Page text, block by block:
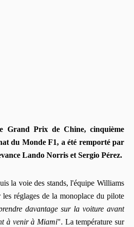
Grand Prix de Chine, cinquième
du Monde F1, a été remporté par
Lando Norris et Sergio Pérez.
la voie des stands, l'équipe Williams
réglages de la monoplace du pilote
davantage sur la voiture avant
à venir à Miami". La température sur